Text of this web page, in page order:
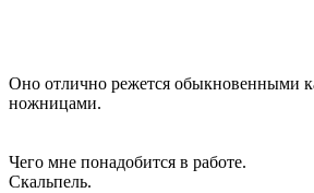
Оно отлично режется обыкновенными
ножницами.
Чего мне понадобится в работе.
Скальпель.